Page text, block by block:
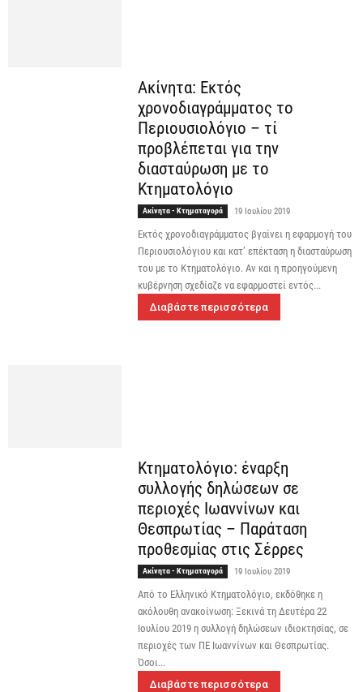
Ακίνητα: Εκτός
χρονοδιαγράμματος το
Περιουσιολόγιο – τί
προβλέπεται για την
διασταύρωση με το
Κτηματολόγιο
Ακίνητα - Κτηματαγορά 19 Ιουλίου 2019
Εκτός χρονοδιαγράμματος βγαίνει η εφαρμογή του
Περιουσιολόγιου και κατ’ επέκταση η διασταύρωση
του με το Κτηματολόγιο. Αν και η προηγούμενη
κυβέρνηση σχεδίαζε να εφαρμοστεί εντός...
Διαβάστε περισσότερα
Κτηματολόγιο: έναρξη
συλλογής δηλώσεων σε
περιοχές Ιωαννίνων και
Θεσπρωτίας – Παράταση
προθεσμίας στις Σέρρες
Ακίνητα - Κτηματαγορά 19 Ιουλίου 2019
Από το Ελληνικό Κτηματολόγιο, εκδόθηκε η
ακόλουθη ανακοίνωση: Ξεκινά τη Δευτέρα 22
Ιουλίου 2019 η συλλογή δηλώσεων ιδιοκτησίας, σε
περιοχές των ΠΕ Ιωαννίνων και Θεσπρωτίας.
Όσοι...
Διαβάστε περισσότερα